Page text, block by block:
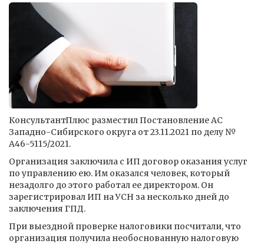
КонсультантПлюс разместил Постановление АС
Западно-Сибирского округа от 23.11.2021 по делу №
А46-5115/2021.
Организация заключила с ИП договор оказания услуг
по управлению ею. Им оказался человек, который
незадолго до этого работал ее директором. Он
зарегистрировал ИП на УСН за несколько дней до
заключения ГПД.
При выездной проверке налоговики посчитали, что
организация получила необоснованную налоговую